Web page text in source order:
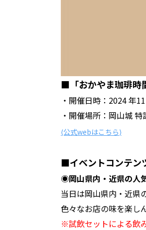
■「おかやま珈琲時
・開催⽇時：2024 年
・開催場所：岡⼭城
⟨公式webはこちら⟩
■イベントコンテン
◉岡⼭県内・近県の⼈
当⽇は岡⼭県内・近県
⾊々なお店の味を楽し
※試飲セットによる飲